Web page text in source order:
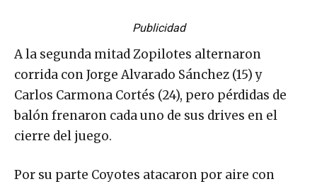
Publicidad
A la segunda mitad Zopilotes alternaron
corrida con Jorge Alvarado Sánchez (15) y
Carlos Carmona Cortés (24), pero pérdidas de
balón frenaron cada uno de sus drives en el
cierre del juego.
Por su parte Coyotes atacaron por aire con